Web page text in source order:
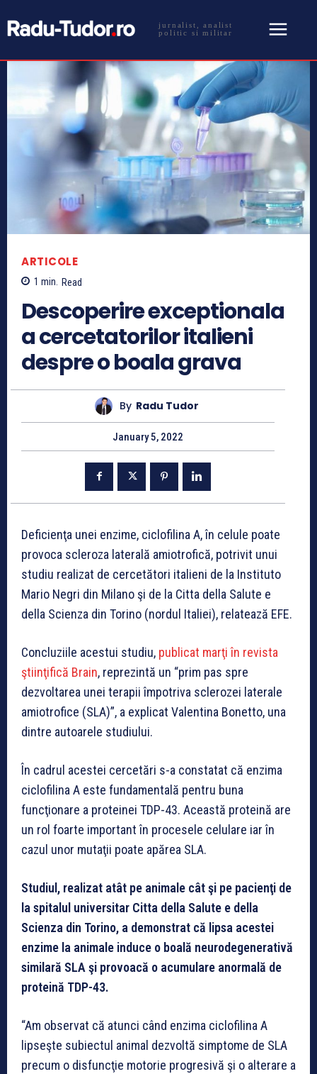
jurnalist, analist
politic si militar
ARTICOLE
1 min. Read
Descoperire exceptionala
a cercetatorilor italieni
despre o boala grava
By Radu Tudor
January 5, 2022
Deficienţa unei enzime, ciclofilina A, în celule poate
provoca scleroza laterală amiotrofică, potrivit unui
studiu realizat de cercetători italieni de la Instituto
Mario Negri din Milano şi de la Citta della Salute e
della Scienza din Torino (nordul Italiei), relatează EFE.
Concluziile acestui studiu, publicat marţi în revista
ştiinţifică Brain, reprezintă un “prim pas spre
dezvoltarea unei terapii împotriva sclerozei laterale
amiotrofice (SLA)”, a explicat Valentina Bonetto, una
dintre autoarele studiului.
În cadrul acestei cercetări s-a constatat că enzima
ciclofilina A este fundamentală pentru buna
funcţionare a proteinei TDP-43. Această proteină are
un rol foarte important în procesele celulare iar în
cazul unor mutaţii poate apărea SLA.
Studiul, realizat atât pe animale cât şi pe pacienţi de
la spitalul universitar Citta della Salute e della
Scienza din Torino, a demonstrat că lipsa acestei
enzime la animale induce o boală neurodegenerativă
similară SLA şi provoacă o acumulare anormală de
proteină TDP-43.
“Am observat că atunci când enzima ciclofilina A
lipseşte subiectul animal dezvoltă simptome de SLA
precum o disfuncţie motorie progresivă şi o alterare a